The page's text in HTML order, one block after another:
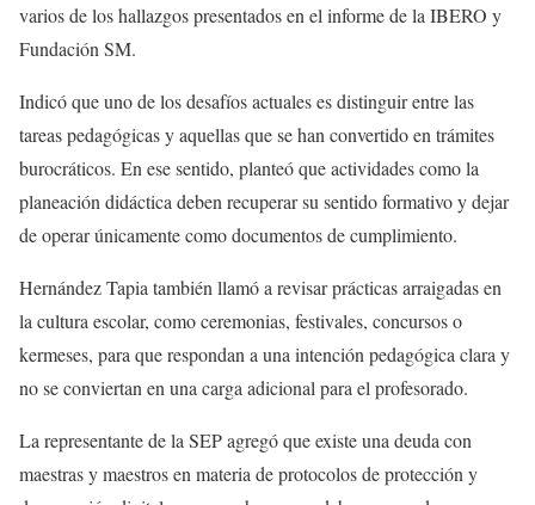
varios de los hallazgos presentados en el informe de la IBERO y
Fundación SM.
Indicó que uno de los desafíos actuales es distinguir entre las
tareas pedagógicas y aquellas que se han convertido en trámites
burocráticos. En ese sentido, planteó que actividades como la
planeación didáctica deben recuperar su sentido formativo y dejar
de operar únicamente como documentos de cumplimiento.
Hernández Tapia también llamó a revisar prácticas arraigadas en
la cultura escolar, como ceremonias, festivales, concursos o
kermeses, para que respondan a una intención pedagógica clara y
no se conviertan en una carga adicional para el profesorado.
La representante de la SEP agregó que existe una deuda con
maestras y maestros en materia de protocolos de protección y